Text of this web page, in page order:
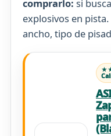
comprarlo: si
explosivos en pista.
ancho, tipo de